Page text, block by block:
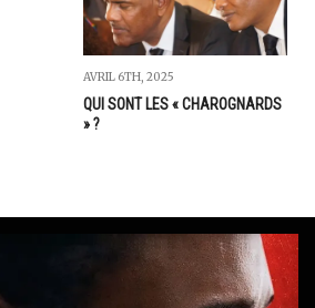
AVRIL 6TH, 2025
QUI SONT LES « CHAROGNARDS
» ?